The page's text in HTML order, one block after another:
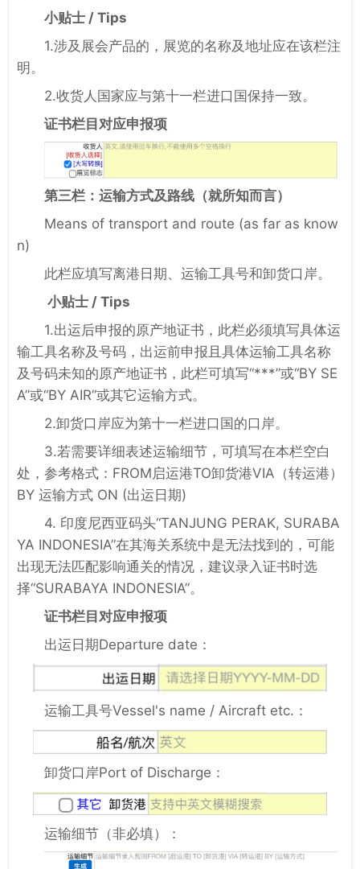
小贴士 / Tips
1.涉及展会产品的，展览的名称及地址应在该栏注
明。
2.收货人国家应与第十一栏进口国保持一致。
证书栏目对应申报项
第三栏：运输方式及路线 （就所知而言）
Means of transport and route (as far as know
n)
此栏应填写离港日期、运输工具号和卸货口岸。
小贴士 / Tips
1.出运后申报的原产地证书，此栏必须填写具体运
输工具名称及号码，出运前申报且具体运输工具名称
及号码未知的原产地证书，此栏可填写“***”或“BY SE
A”或“BY AIR”或其它运输方式。
2.卸货口岸应为第十一栏进口国的口岸。
3.若需要详细表述运输细节，可填写在本栏空白
处，参考格式：FROM启运港TO卸货港VIA（转运港）
BY 运输方式 ON (出运日期)
4. 印度尼西亚码头“TANJUNG PERAK, SURABA
YA INDONESIA”在其海关系统中是无法找到的，可能
出现无法匹配影响通关的情况，建议录入证书时选
择“SURABAYA INDONESIA”。
证书栏目对应申报项
出运日期Departure date：
运输工具号Vessel's name / Aircraft etc.：
卸货口岸Port of Discharge：
运输细节（非必填）：